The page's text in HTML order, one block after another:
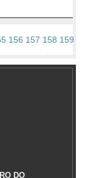
156 157 158 159
DO